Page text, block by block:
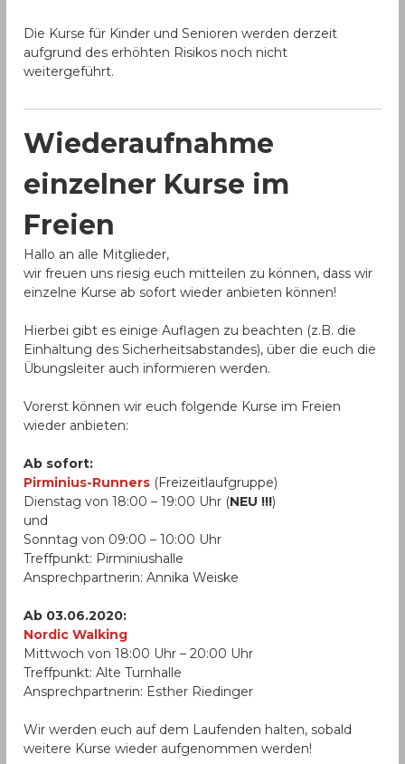
Die Kurse für Kinder und Senioren werden derzeit
aufgrund des erhöhten Risikos noch nicht
weitergeführt.
Wiederaufnahme
einzelner Kurse im
Freien
Hallo an alle Mitglieder,
wir freuen uns riesig euch mitteilen zu können, dass wir
einzelne Kurse ab sofort wieder anbieten können!
Hierbei gibt es einige Auflagen zu beachten (z.B. die
Einhaltung des Sicherheitsabstandes), über die euch die
Übungsleiter auch informieren werden.
Vorerst können wir euch folgende Kurse im Freien
wieder anbieten:
Ab sofort:
Pirminius-Runners (Freizeitlaufgruppe)
Dienstag von 18:00 – 19:00 Uhr (NEU !!!)
und
Sonntag von 09:00 – 10:00 Uhr
Treffpunkt: Pirminiushalle
Ansprechpartnerin: Annika Weiske
Ab 03.06.2020:
Nordic Walking
Mittwoch von 18:00 Uhr – 20:00 Uhr
Treffpunkt: Alte Turnhalle
Ansprechpartnerin: Esther Riedinger
Wir werden euch auf dem Laufenden halten, sobald
weitere Kurse wieder aufgenommen werden!